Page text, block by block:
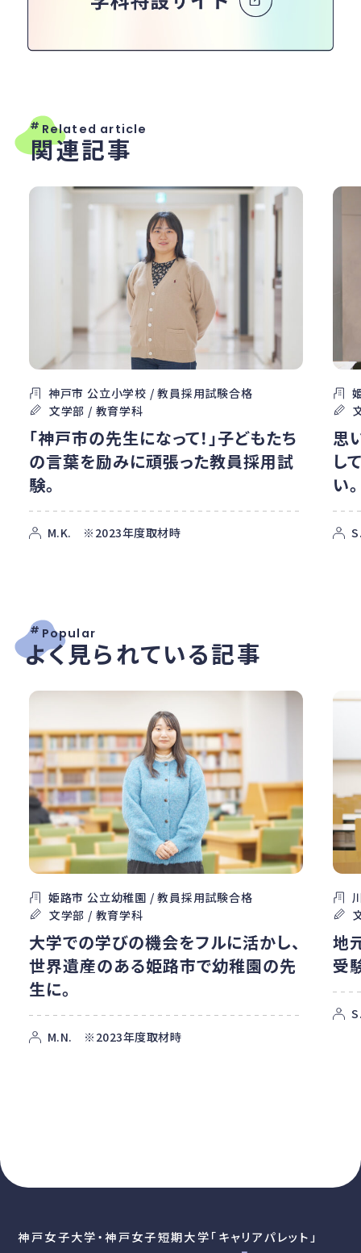
# Related article
関連記事
神戸市 公立小学校 / 教員採用試験合格
文学部 / 教育学科
「神戸市の先生になって！」子どもたち
の言葉を励みに頑張った教員採用試
験。
M.K. ※2023年度取材時
思
し
い。
# Popular
よく見られている記事
姫路市 公立幼稚園 / 教員採用試験合格
文学部 / 教育学科
大学での学びの機会をフルに活かし、
世界遺産のある姫路市で幼稚園の先
生に。
M.N. ※2023年度取材時
地
受
神戸女子大学・神戸女子短期大学「キャリアパレット」